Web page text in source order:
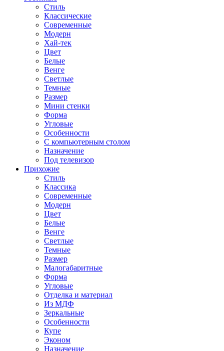
Стиль
Классические
Современные
Модерн
Хай-тек
Цвет
Белые
Венге
Светлые
Темные
Размер
Мини стенки
Форма
Угловые
Особенности
С компьютерным столом
Назначение
Под телевизор
Прихожие
Стиль
Классика
Современные
Модерн
Цвет
Белые
Венге
Светлые
Темные
Размер
Малогабаритные
Форма
Угловые
Отделка и материал
Из МДФ
Зеркальные
Особенности
Купе
Эконом
Назначение